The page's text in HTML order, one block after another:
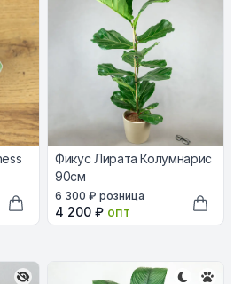
Добавить в корзину
Фикус Лирата Колумнарис
90см
В наличии, цена в рублях
6 300 ₽ розница
Оптовая цена в рублях
4 200 ₽ опт